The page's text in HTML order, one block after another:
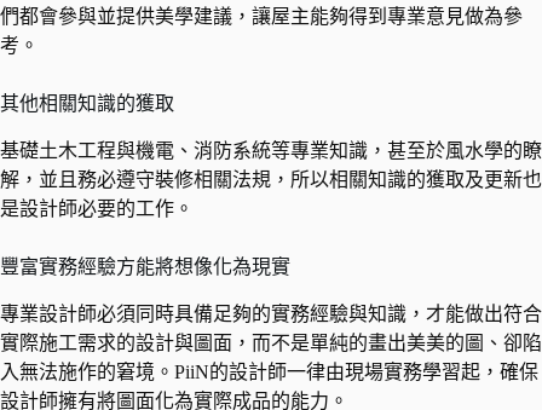
們都會參與並提供美學建議，讓屋主能夠得到專業意見做為參
考。
其他相關知識的獲取
基礎土木工程與機電、消防系統等專業知識，甚至於風水學的瞭
解，並且務必遵守裝修相關法規，所以相關知識的獲取及更新也
是設計師必要的工作。
豐富實務經驗方能將想像化為現實
專業設計師必須同時具備足夠的實務經驗與知識，才能做出符合
實際施工需求的設計與圖面，而不是單純的畫出美美的圖、卻陷
入無法施作的窘境。PiiN的設計師一律由現場實務學習起，確保
設計師擁有將圖面化為實際成品的能力。